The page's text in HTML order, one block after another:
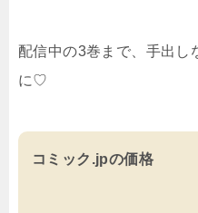
配信中の3巻まで、手出し
に♡
コミック.jpの価格